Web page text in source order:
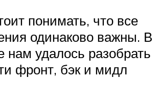
понимать, что все
одинаково важны. В
нам удалось разобрать
фронт, бэк и мидл